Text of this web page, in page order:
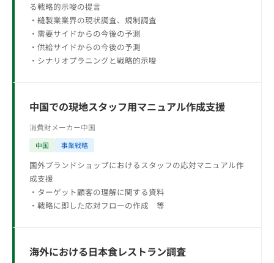
る戦略的示唆の提言
・縫製業業界の現状調査、規制調査
・需要サイドからの今後の予測
・供給サイドからの今後の予測
・シナリオプラニングと戦略的示唆
中国での現地スタッフ用マニュアル作成支援
消費財メーカー中国
中国 事業戦略
国外ブランドショップにおけるスタッフの応対マニュアル作
成支援
・ターゲット顧客の理解に関する資料
・戦略に即した応対フローの作成 等
海外における日本食レストラン調査